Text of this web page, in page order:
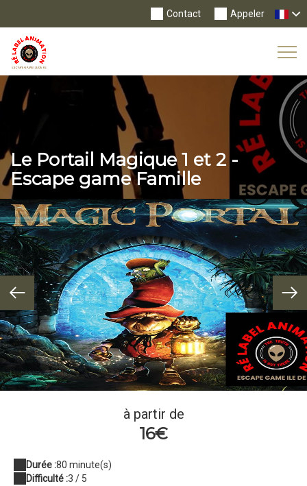
Appeler
Contact
Le Portail Magique 1 et 2 -
Escape game Famille
portail
à partir de
16€
Durée :80 minute(s)
Difficulté :3 / 5